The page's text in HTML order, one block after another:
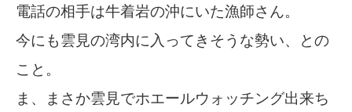
電話の相手は牛着岩の沖にいた漁師さん。
今にも雲見の湾内に入ってきそうな勢い、との
こと。
ま、まさか雲見でホエールウォッチング出来ち